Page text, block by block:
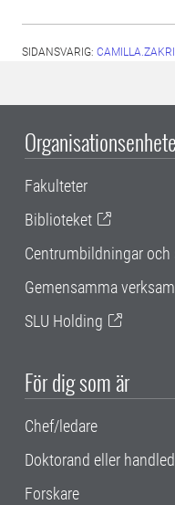
SIDANSVARIG:
Fakulteter
Biblioteket
Centrumbildningar
Gemensamma
SLU Holding
För dig som är
Chef/ledare
Doktorand eller
Forskare